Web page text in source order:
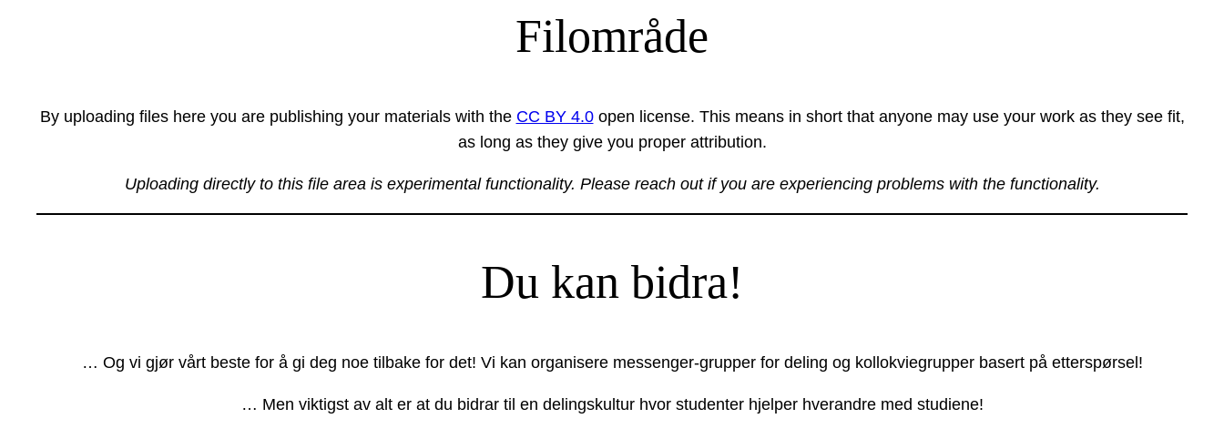
Filområde
By uploading files here you are publishing your materials with the CC BY 4.0open license. This means in short that anyone may use your work as they see fit,
as long as they give you proper attribution.
Uploading directly to this file area is experimental functionality. Please reach out if you are experiencing problems with the functionality.
Du kan bidra!
… Og vi gjør vårt beste for å gi deg noe tilbake for det! Vi kan organisere messenger-grupper for deling og kollokviegrupper basert på etterspørsel!
… Men viktigst av alt er at du bidrar til en delingskultur hvor studenter hjelper hverandre med studiene!